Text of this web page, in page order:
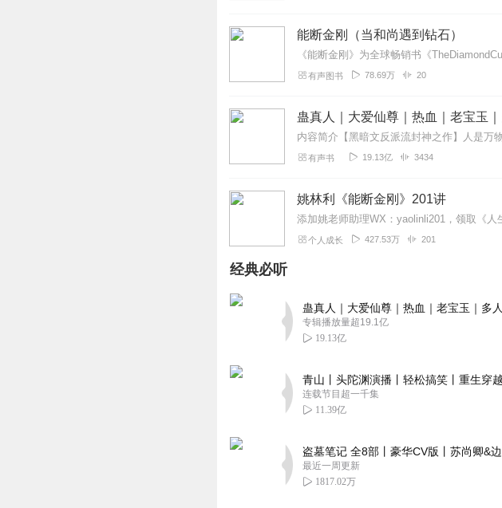
能断金刚（当和尚遇到钻石）
有声图书 78.69万 20
蛊真人｜大爱仙尊｜热血｜老宝玉
有声书 19.13亿 3434
姚林利《能断金刚》201讲
添加姚老师助理WX：yaolinli201，领取《
个人成长 427.53万 201
经典必听
蛊真人｜大爱仙尊｜热血｜老宝玉｜多
专辑播放量超19.1亿
19.13亿
青山丨头陀渊演播丨轻松搞笑丨重生穿
连载节目超一千集
11.39亿
盗墓笔记 全8部丨豪华CV版丨苏尚卿&
最近一周更新
1817.02万